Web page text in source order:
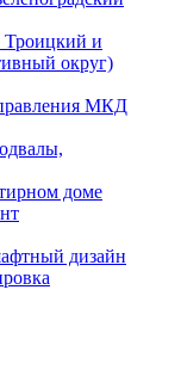
и
округ)
МКД
доме
дизайн